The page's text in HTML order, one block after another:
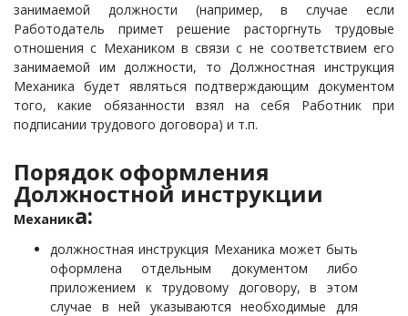
занимаемой должности (например, в случае если
Работодатель примет решение расторгнуть трудовые
отношения с Механиком в связи с не соответствием его
занимаемой им должности, то Должностная инструкция
Механика будет являться подтверждающим документом
того, какие обязанности взял на себя Работник при
подписании трудового договора) и т.п.
Порядок оформления
Должностной инструкции
Механика:
должностная инструкция Механика может быть
оформлена отдельным документом либо
приложением к трудовому договору, в этом
случае в ней указываются необходимые для